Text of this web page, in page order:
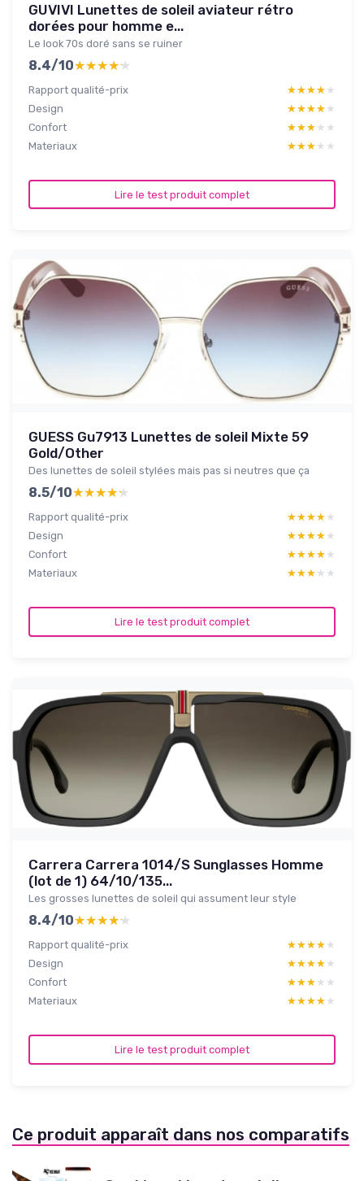
GUVIVI Lunettes de soleil aviateur rétro
dorées pour homme e...
Le look 70s doré sans se ruiner
8.4/10★★★★★
★★★★★
Rapport qualité-prix ★★★★★
★★★★★
Design
★★★★★
★★★★★
Confort
★★★★★
★★★★★
Materiaux
★★★★★
★★★★★
Lire le test produit complet
GUESS Gu7913 Lunettes de soleil Mixte 59
Gold/Other
Des lunettes de soleil stylées mais pas si neutres que ça
8.5/10★★★★★
★★★★★
Rapport qualité-prix ★★★★★
★★★★★
Design
★★★★★
★★★★★
Confort
★★★★★
★★★★★
Materiaux
★★★★★
★★★★★
Lire le test produit complet
Carrera Carrera 1014/S Sunglasses Homme
(lot de 1) 64/10/135...
Les grosses lunettes de soleil qui assument leur style
8.4/10★★★★★
★★★★★
Rapport qualité-prix ★★★★★
★★★★★
Design
★★★★★
★★★★★
Confort
★★★★★
★★★★★
Materiaux
★★★★★
★★★★★
Lire le test produit complet
Ce produit apparaît dans nos comparatifs